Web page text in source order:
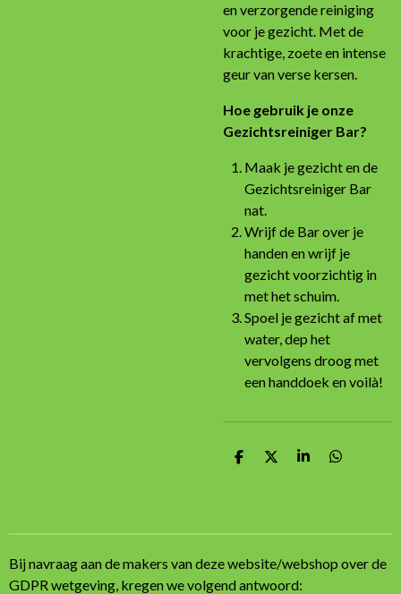
en verzorgende reiniging
voor je gezicht. Met de
krachtige, zoete en intense
geur van verse kersen.
Hoe gebruik je onze
Gezichtsreiniger Bar?
Maak je gezicht en de
Gezichtsreiniger Bar
nat.
Wrijf de Bar over je
handen en wrijf je
gezicht voorzichtig in
met het schuim.
Spoel je gezicht af met
water, dep het
vervolgens droog met
een handdoek en voilà!
D
D
S
D
Bij navraag aan de makers van deze website/webshop over de
GDPR wetgeving, kregen we volgend antwoord: